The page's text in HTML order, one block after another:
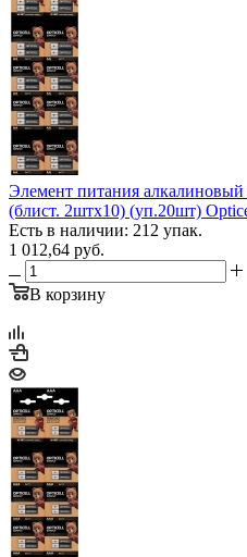
Элемент питания
(блист. 2штх10) (уп.20шт)
Есть в наличии: 212 упак.
1 012,64 руб.
В корзину